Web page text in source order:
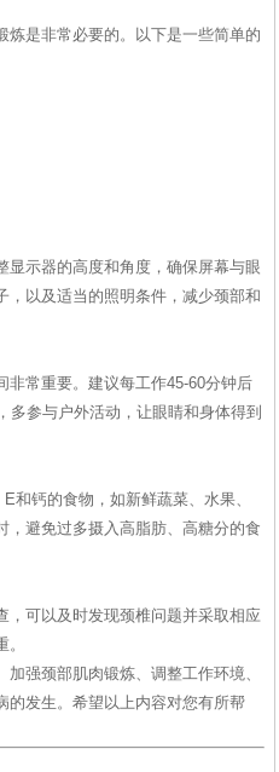
炼是非常必要的。以下是一些简单的
显示器的高度和角度，确保屏幕与眼
，以及适当的照明条件，减少颈部和
非常重要。建议每工作45-60分钟后
参与户外活动，让眼睛和身体得到
和钙的食物，如新鲜蔬菜、水果、
，避免过多摄入高脂肪、高糖分的食
，可以及时发现颈椎问题并采取相应
强颈部肌肉锻炼、调整工作环境、
的发生。希望以上内容对您有所帮